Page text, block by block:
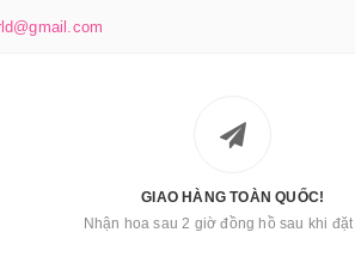
GIAO HÀNG TOÀN QUỐC!
Nhận hoa sau 2 giờ đồng hồ sau khi